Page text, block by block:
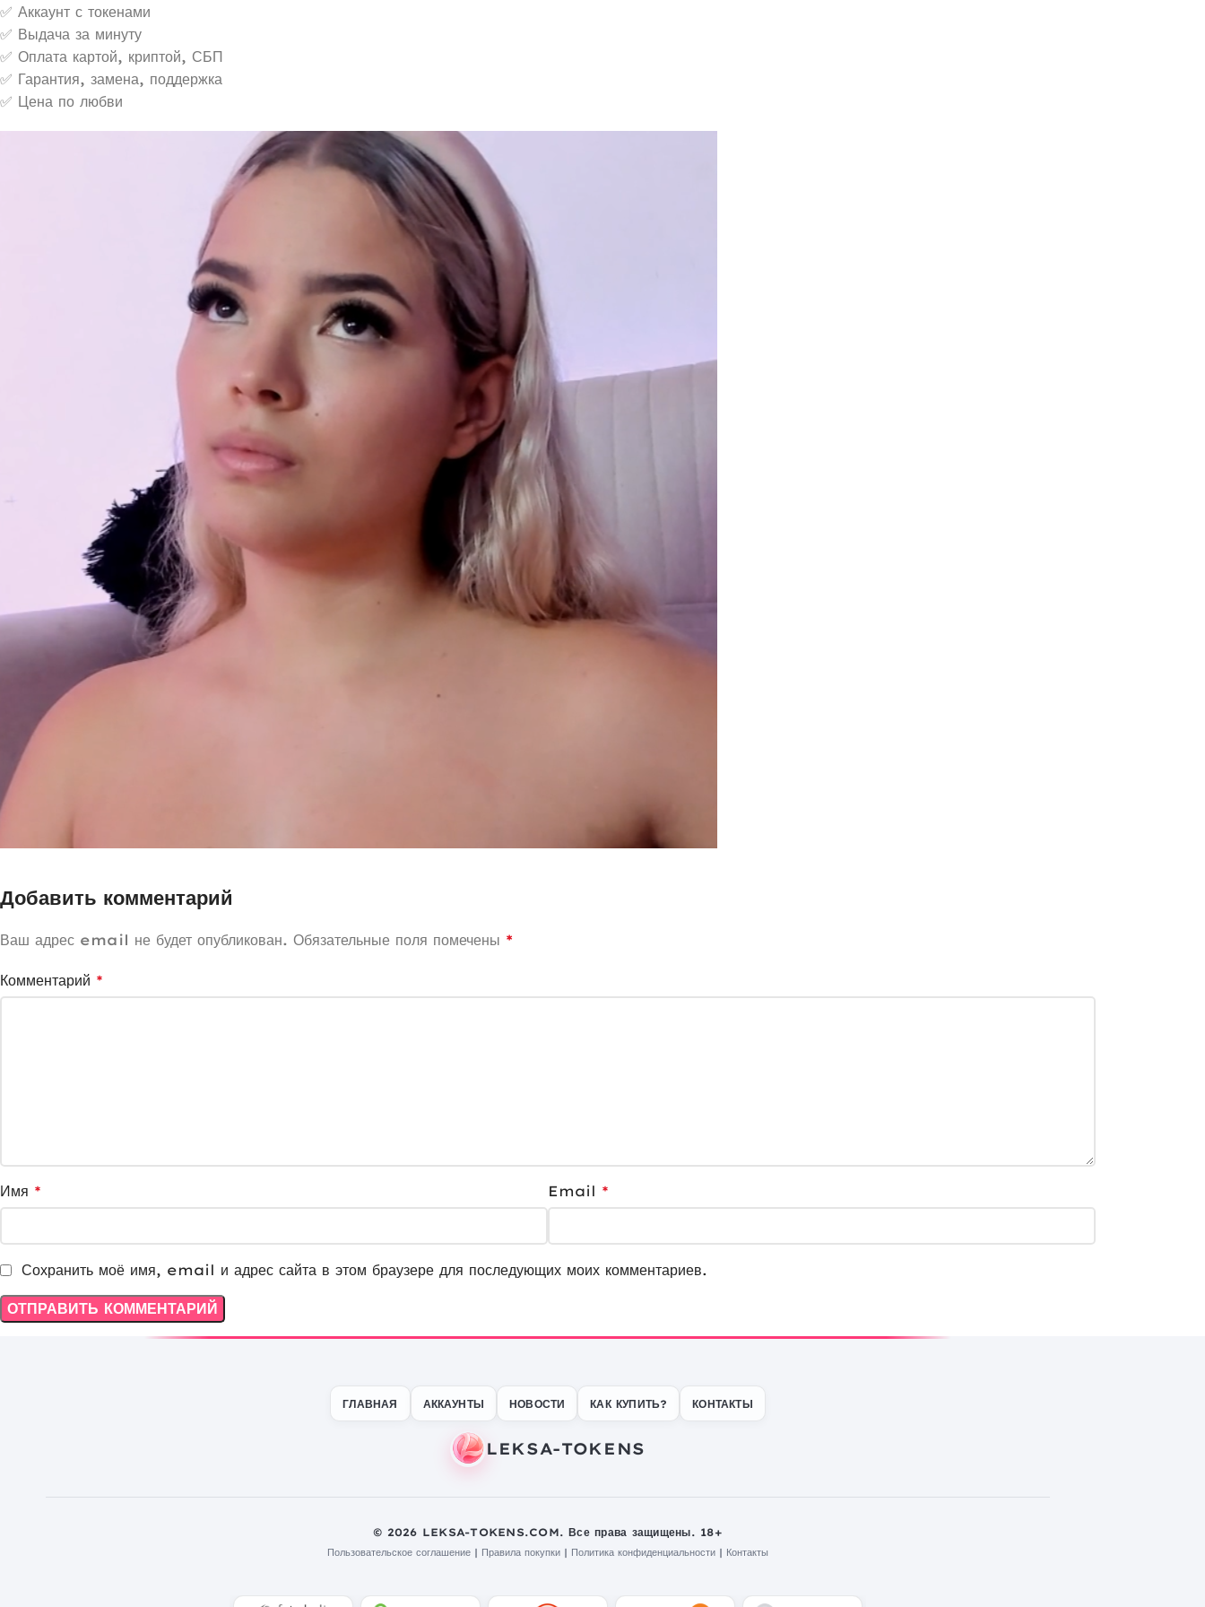
✅ Аккаунт с токенами
✅ Выдача за минуту
✅ Оплата картой, криптой, СБП
✅ Гарантия, замена, поддержка
✅ Цена по любви
Добавить комментарий
Ваш адрес email не будет опубликован. Обязательные поля помечены *
Комментарий *
Имя * Email *
Сохранить моё имя, email и адрес сайта в этом браузере для последующих моих комментариев.
ГЛАВНАЯ АККАУНТЫ НОВОСТИ КАК КУПИТЬ? КОНТАКТЫ
© 2026 LEKSA-TOKENS.COM. Все права защищены. 18+
Пользовательское соглашение | Правила покупки | Политика конфиденциальности | Контакты